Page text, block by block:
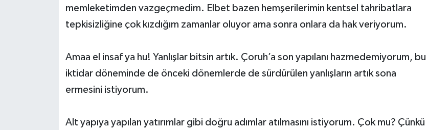
memleketimden vazgeçmedim. Elbet bazen hemşerilerimin kentsel tahribatlara
tepkisizliğine çok kızdığım zamanlar oluyor ama sonra onlara da hak veriyorum.
Amaa el insaf ya hu! Yanlışlar bitsin artık. Çoruh’a son yapılanı hazmedemiyorum, bu
iktidar döneminde de önceki dönemlerde de sürdürülen yanlışların artık sona
ermesini istiyorum.
Alt yapıya yapılan yatırımlar gibi doğru adımlar atılmasını istiyorum. Çok mu? Çünkü